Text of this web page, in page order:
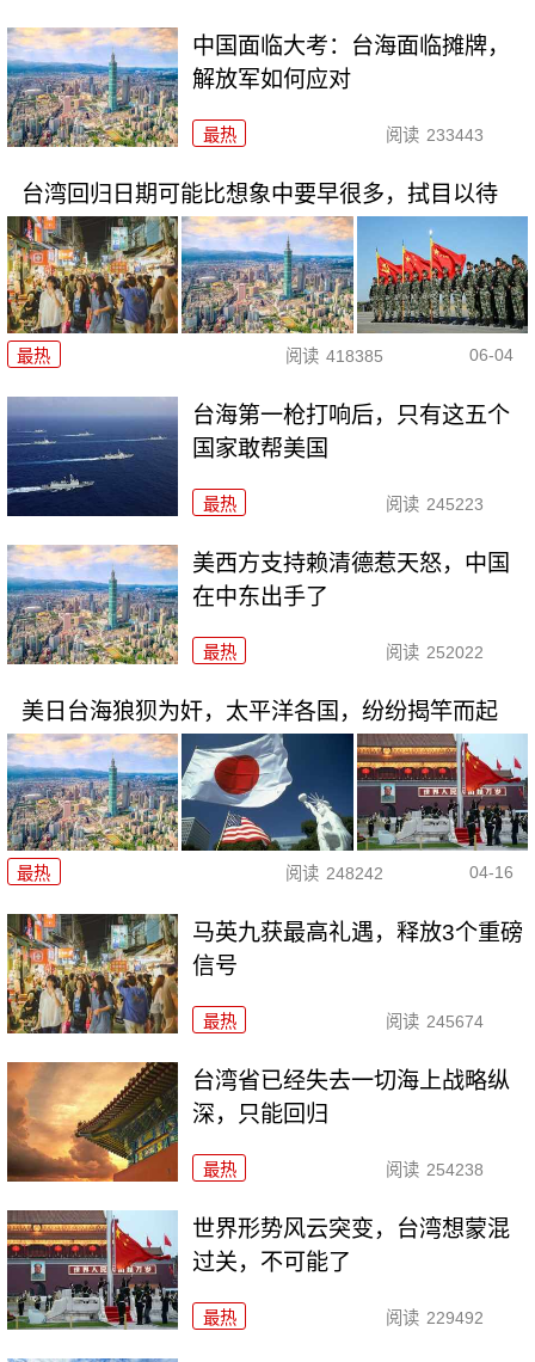
中国面临大考：台海面临摊牌，
解放军如何应对
最热 阅读 233443
台湾回归日期可能比想象中要早很多，拭目以待
最热 阅读 418385 06-04
台海第一枪打响后，只有这五个
国家敢帮美国
最热 阅读 245223
美西方支持赖清德惹天怒，中国
在中东出手了
最热 阅读 252022
美日台海狼狈为奸，太平洋各国，纷纷揭竿而起
最热 阅读 248242 04-16
马英九获最高礼遇，释放3个重磅
信号
最热 阅读 245674
台湾省已经失去一切海上战略纵
深，只能回归
最热 阅读 254238
世界形势风云突变，台湾想蒙混
过关，不可能了
最热 阅读 229492